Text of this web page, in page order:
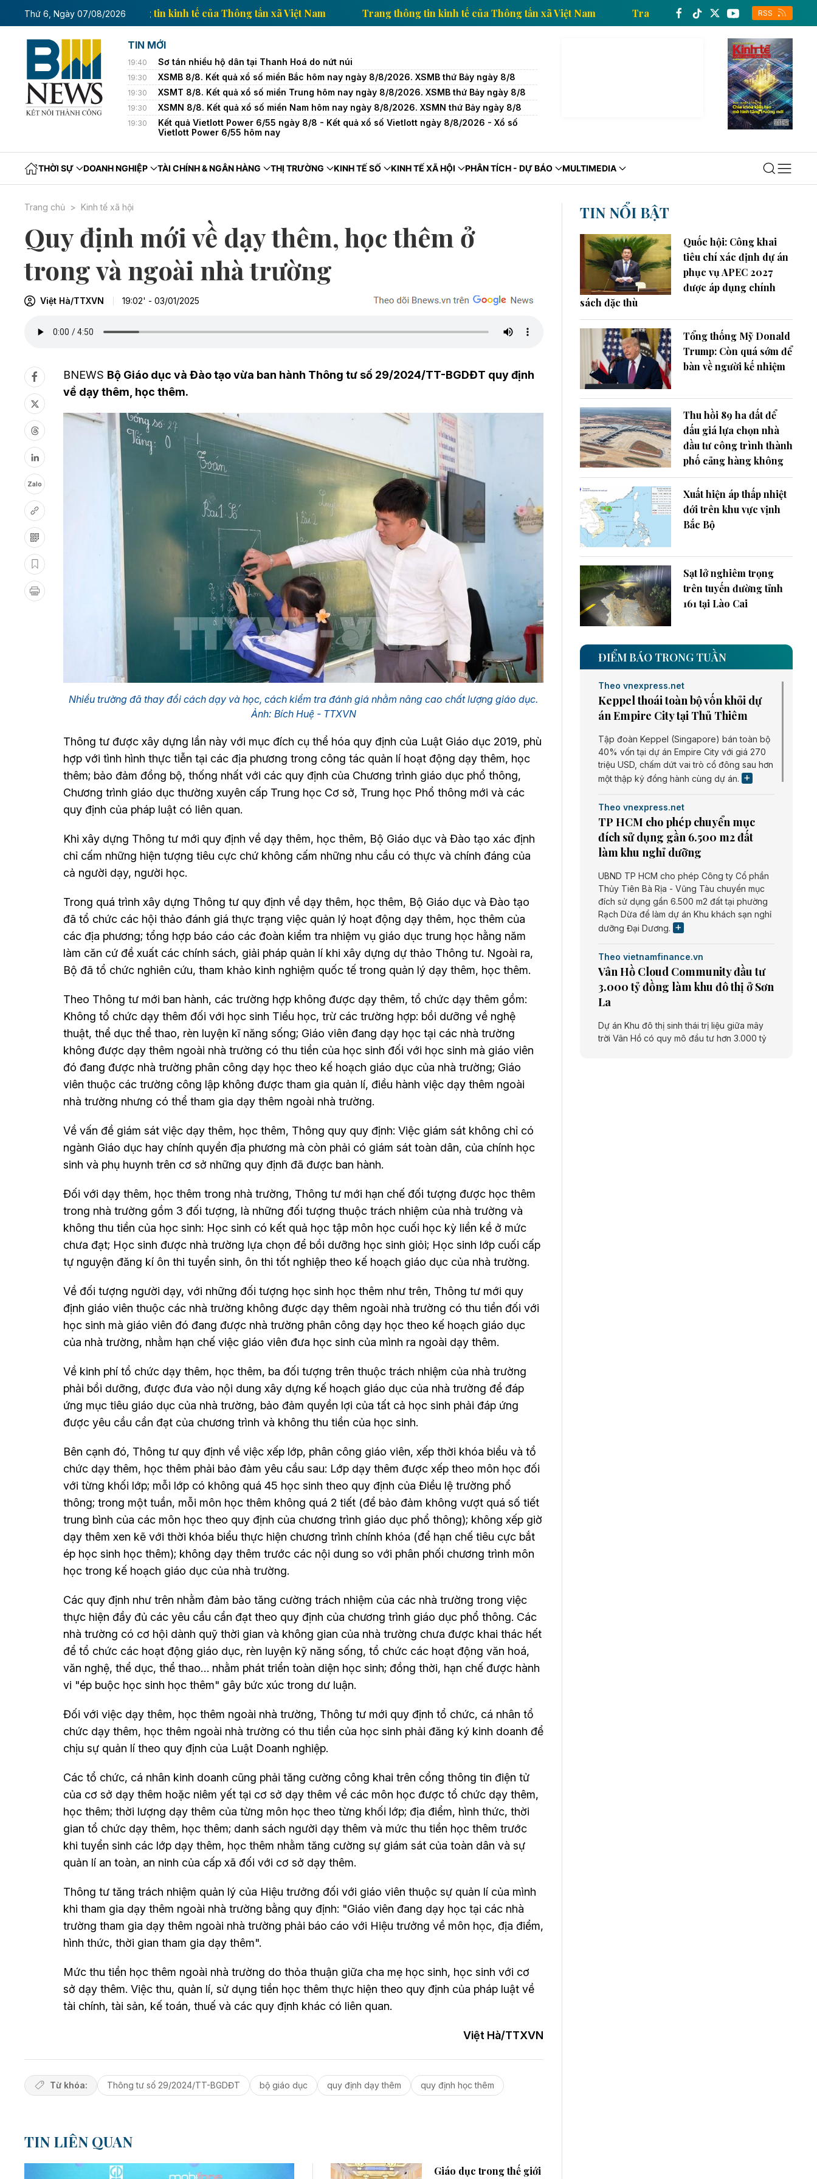
Thứ 6, Ngày 07/08/2026 Trang thông tin kinh tế của Thông tấn xã Việt Nam Trang thông tin kinh tế của Thông tấn xã Việt Nam Trang thông tin kinh tế của
RSS
TIN MỚI
19:40 Sơ tán nhiều hộ dân tại Thanh Hoá do nứt núi
19:30 XSMB 8/8. Kết quả xổ số miền Bắc hôm nay ngày 8/8/2026. XSMB thứ Bảy ngày 8/8
19:30 XSMT 8/8. Kết quả xổ số miền Trung hôm nay ngày 8/8/2026. XSMB thứ Bảy ngày 8/8
19:30 XSMN 8/8. Kết quả xổ số miền Nam hôm nay ngày 8/8/2026. XSMN thứ Bảy ngày 8/8
19:30
Kết quả Vietlott Power 6/55 ngày 8/8 - Kết quả xổ số Vietlott ngày 8/8/2026 - Xổ số
Vietlott Power 6/55 hôm nay
THỜI SỰ DOANH NGHIỆP TÀI CHÍNH & NGÂN HÀNG THỊ TRƯỜNG KINH TẾ SỐ KINH TẾ XÃ HỘI PHÂN TÍCH - DỰ BÁO MULTIMEDIA
Trang chủ Kinh tế xã hội
Quy định mới về dạy thêm, học thêm ở
trong và ngoài nhà trường
Việt Hà/TTXVN 19:02' - 03/01/2025
Zalo
BNEWS Bộ Giáo dục và Đào tạo vừa ban hành Thông tư số 29/2024/TT-BGDĐT quy định
về dạy thêm, học thêm.
Nhiều trường đã thay đổi cách dạy và học, cách kiểm tra đánh giá nhằm nâng cao chất lượng giáo dục.
Ảnh: Bích Huệ - TTXVN
Thông tư được xây dựng lần này với mục đích cụ thể hóa quy định của Luật Giáo dục 2019, phù
hợp với tình hình thực tiễn tại các địa phương trong công tác quản lí hoạt động dạy thêm, học
thêm; bảo đảm đồng bộ, thống nhất với các quy định của Chương trình giáo dục phổ thông,
Chương trình giáo dục thường xuyên cấp Trung học Cơ sở, Trung học Phổ thông mới và các
quy định của pháp luật có liên quan.
Khi xây dựng Thông tư mới quy định về dạy thêm, học thêm, Bộ Giáo dục và Đào tạo xác định
chỉ cấm những hiện tượng tiêu cực chứ không cấm những nhu cầu có thực và chính đáng của
cả người dạy, người học.
Trong quá trình xây dựng Thông tư quy định về dạy thêm, học thêm, Bộ Giáo dục và Đào tạo
đã tổ chức các hội thảo đánh giá thực trạng việc quản lý hoạt động dạy thêm, học thêm của
các địa phương; tổng hợp báo cáo các đoàn kiểm tra nhiệm vụ giáo dục trung học hằng năm
làm căn cứ đề xuất các chính sách, giải pháp quản lí khi xây dựng dự thảo Thông tư. Ngoài ra,
Bộ đã tổ chức nghiên cứu, tham khảo kinh nghiệm quốc tế trong quản lý dạy thêm, học thêm.
Theo Thông tư mới ban hành, các trường hợp không được dạy thêm, tổ chức dạy thêm gồm:
Không tổ chức dạy thêm đối với học sinh Tiểu học, trừ các trường hợp: bồi dưỡng về nghệ
thuật, thể dục thể thao, rèn luyện kĩ năng sống; Giáo viên đang dạy học tại các nhà trường
không được dạy thêm ngoài nhà trường có thu tiền của học sinh đối với học sinh mà giáo viên
đó đang được nhà trường phân công dạy học theo kế hoạch giáo dục của nhà trường; Giáo
viên thuộc các trường công lập không được tham gia quản lí, điều hành việc dạy thêm ngoài
nhà trường nhưng có thể tham gia dạy thêm ngoài nhà trường.
Về vấn đề giám sát việc dạy thêm, học thêm, Thông quy quy định: Việc giám sát không chỉ có
ngành Giáo dục hay chính quyền địa phương mà còn phải có giám sát toàn dân, của chính học
sinh và phụ huynh trên cơ sở những quy định đã được ban hành.
Đối với dạy thêm, học thêm trong nhà trường, Thông tư mới hạn chế đối tượng được học thêm
trong nhà trường gồm 3 đối tượng, là những đối tượng thuộc trách nhiệm của nhà trường và
không thu tiền của học sinh: Học sinh có kết quả học tập môn học cuối học kỳ liền kề ở mức
chưa đạt; Học sinh được nhà trường lựa chọn để bồi dưỡng học sinh giỏi; Học sinh lớp cuối cấp
tự nguyện đăng kí ôn thi tuyển sinh, ôn thi tốt nghiệp theo kế hoạch giáo dục của nhà trường.
Về đối tượng người dạy, với những đối tượng học sinh học thêm như trên, Thông tư mới quy
định giáo viên thuộc các nhà trường không được dạy thêm ngoài nhà trường có thu tiền đối với
học sinh mà giáo viên đó đang được nhà trường phân công dạy học theo kế hoạch giáo dục
của nhà trường, nhằm hạn chế việc giáo viên đưa học sinh của mình ra ngoài dạy thêm.
Về kinh phí tổ chức dạy thêm, học thêm, ba đối tượng trên thuộc trách nhiệm của nhà trường
phải bồi dưỡng, được đưa vào nội dung xây dựng kế hoạch giáo dục của nhà trường để đáp
ứng mục tiêu giáo dục của nhà trường, bảo đảm quyền lợi của tất cả học sinh phải đáp ứng
được yêu cầu cần đạt của chương trình và không thu tiền của học sinh.
Bên cạnh đó, Thông tư quy định về việc xếp lớp, phân công giáo viên, xếp thời khóa biểu và tổ
chức dạy thêm, học thêm phải bảo đảm yêu cầu sau: Lớp dạy thêm được xếp theo môn học đối
với từng khối lớp; mỗi lớp có không quá 45 học sinh theo quy định của Điều lệ trường phổ
thông; trong một tuần, mỗi môn học thêm không quá 2 tiết (để bảo đảm không vượt quá số tiết
trung bình của các môn học theo quy định của chương trình giáo dục phổ thông); không xếp giờ
dạy thêm xen kẽ với thời khóa biểu thực hiện chương trình chính khóa (để hạn chế tiêu cực bắt
ép học sinh học thêm); không dạy thêm trước các nội dung so với phân phối chương trình môn
học trong kế hoạch giáo dục của nhà trường.
Các quy định như trên nhằm đảm bảo tăng cường trách nhiệm của các nhà trường trong việc
thực hiện đầy đủ các yêu cầu cần đạt theo quy định của chương trình giáo dục phổ thông. Các
nhà trường có cơ hội dành quỹ thời gian và không gian của nhà trường chưa được khai thác hết
để tổ chức các hoạt động giáo dục, rèn luyện kỹ năng sống, tổ chức các hoạt động văn hoá,
văn nghệ, thể dục, thể thao… nhằm phát triển toàn diện học sinh; đồng thời, hạn chế được hành
vi "ép buộc học sinh học thêm" gây bức xúc trong dư luận.
Đối với việc dạy thêm, học thêm ngoài nhà trường, Thông tư mới quy định tổ chức, cá nhân tổ
chức dạy thêm, học thêm ngoài nhà trường có thu tiền của học sinh phải đăng ký kinh doanh để
chịu sự quản lí theo quy định của Luật Doanh nghiệp.
Các tổ chức, cá nhân kinh doanh cũng phải tăng cường công khai trên cổng thông tin điện tử
của cơ sở dạy thêm hoặc niêm yết tại cơ sở dạy thêm về các môn học được tổ chức dạy thêm,
học thêm; thời lượng dạy thêm của từng môn học theo từng khối lớp; địa điểm, hình thức, thời
gian tổ chức dạy thêm, học thêm; danh sách người dạy thêm và mức thu tiền học thêm trước
khi tuyển sinh các lớp dạy thêm, học thêm nhằm tăng cường sự giám sát của toàn dân và sự
quản lí an toàn, an ninh của cấp xã đối với cơ sở dạy thêm.
Thông tư tăng trách nhiệm quản lý của Hiệu trưởng đối với giáo viên thuộc sự quản lí của mình
khi tham gia dạy thêm ngoài nhà trường bằng quy định: "Giáo viên đang dạy học tại các nhà
trường tham gia dạy thêm ngoài nhà trường phải báo cáo với Hiệu trưởng về môn học, địa điểm,
hình thức, thời gian tham gia dạy thêm".
Mức thu tiền học thêm ngoài nhà trường do thỏa thuận giữa cha mẹ học sinh, học sinh với cơ
sở dạy thêm. Việc thu, quản lí, sử dụng tiền học thêm thực hiện theo quy định của pháp luật về
tài chính, tài sản, kế toán, thuế và các quy định khác có liên quan.
Việt Hà/TTXVN
Từ khóa: Thông tư số 29/2024/TT-BGDĐT bộ giáo dục quy định dạy thêm quy định học thêm
TIN LIÊN QUAN
Giáo dục trong thế giới
TIN NỔI BẬT
Quốc hội: Công khai
tiêu chí xác định dự án
phục vụ APEC 2027
được áp dụng chính
sách đặc thù
Tổng thống Mỹ Donald
Trump: Còn quá sớm để
bàn về người kế nhiệm
Thu hồi 89 ha đất để
đấu giá lựa chọn nhà
đầu tư công trình thành
phố cảng hàng không
Xuất hiện áp thấp nhiệt
đới trên khu vực vịnh
Bắc Bộ
Sạt lở nghiêm trọng
trên tuyến đường tỉnh
161 tại Lào Cai
ĐIỂM BÁO TRONG TUẦN
Theo vnexpress.net
Keppel thoái toàn bộ vốn khỏi dự
án Empire City tại Thủ Thiêm
Tập đoàn Keppel (Singapore) bán toàn bộ
40% vốn tại dự án Empire City với giá 270
triệu USD, chấm dứt vai trò cổ đông sau hơn
một thập kỷ đồng hành cùng dự án.
Theo vnexpress.net
TP HCM cho phép chuyển mục
đích sử dụng gần 6.500 m2 đất
làm khu nghỉ dưỡng
UBND TP HCM cho phép Công ty Cổ phần
Thủy Tiên Bà Rịa - Vũng Tàu chuyển mục
đích sử dụng gần 6.500 m2 đất tại phường
Rạch Dừa để làm dự án Khu khách sạn nghỉ
dưỡng Đại Dương.
Theo vietnamfinance.vn
Vân Hồ Cloud Community đầu tư
3.000 tỷ đồng làm khu đô thị ở Sơn
La
Dự án Khu đô thị sinh thái trị liệu giữa mây
trời Vân Hồ có quy mô đầu tư hơn 3.000 tỷ